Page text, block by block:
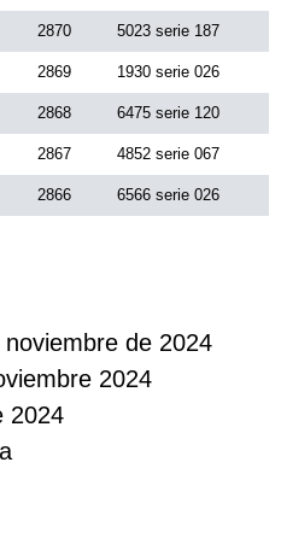
2870 5023 serie 187
2869 1930 serie 026
2868 6475 serie 120
2867 4852 serie 067
2866 6566 serie 026
de 2024
2024
2024